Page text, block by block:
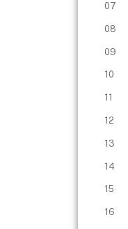
07
08
09
10
11
12
13
14
15
16